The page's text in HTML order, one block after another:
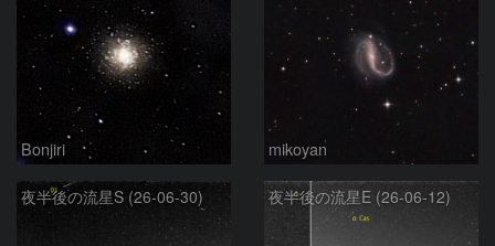
Bonjiri mikoyan
夜半後の流星S (26-06-30) 夜半後の流星E (26-06-12)